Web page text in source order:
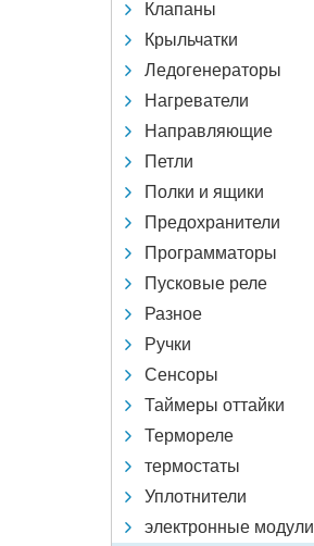
Клапаны
Крыльчатки
Ледогенераторы
Нагреватели
Направляющие
Петли
Полки и ящики
Предохранители
Программаторы
Пусковые реле
Разное
Ручки
Сенсоры
Таймеры оттайки
Термореле
термостаты
Уплотнители
электронные модули